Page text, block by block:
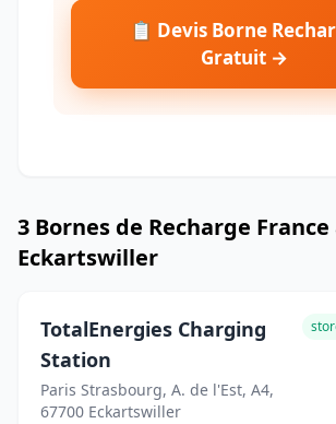
📋 Devis Borne
Gratuit →
3 Bornes de Recharge France
Eckartswiller
TotalEnergies Charging
Station
Paris Strasbourg, A. de l'Est, A4,
67700 Eckartswiller